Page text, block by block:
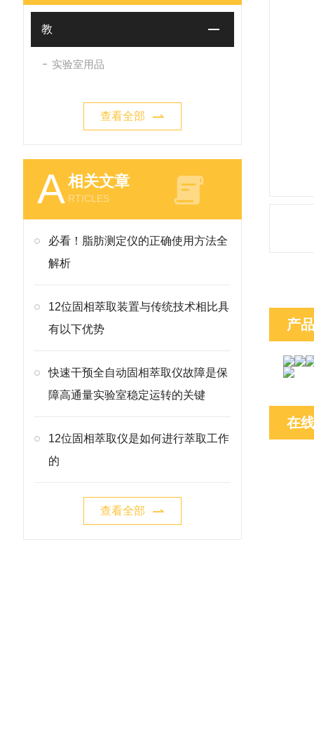
教
实验室用品
查看全部
A相关文章
RTICLES
必看！脂肪测定仪的正确使用方法全
解析
12位固相萃取装置与传统技术相比具
有以下优势
快速干预全自动固相萃取仪故障是保
障高通量实验室稳定运转的关键
12位固相萃取仪是如何进行萃取工作
的
查看全部
产
在